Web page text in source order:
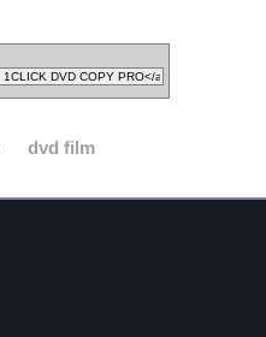
dvd film